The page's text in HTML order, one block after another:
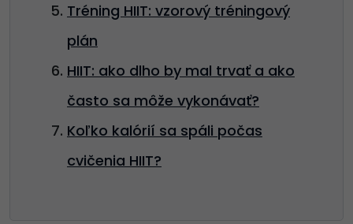
Tréning HIIT: vzorový tréningový
plán
HIIT: ako dlho by mal trvať a ako
často sa môže vykonávať?
Koľko kalórií sa spáli počas
cvičenia HIIT?